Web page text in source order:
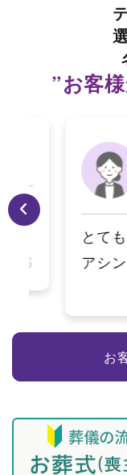
”お客
とても親
アシンプ
お